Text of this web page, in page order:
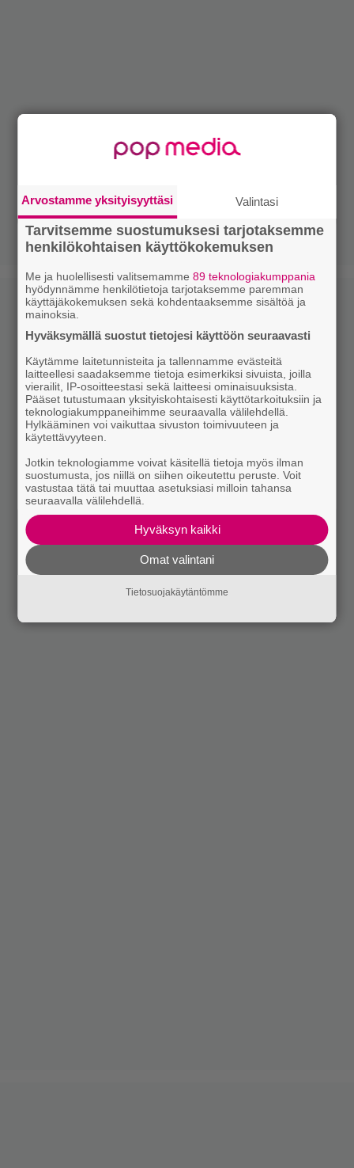
Arvostamme yksityisyyttäsi Valintasi
Tarvitsemme suostumuksesi tarjotaksemme
henkilökohtaisen käyttökokemuksen
Me ja huolellisesti valitsemamme89 teknologiakumppania
hyödynnämme henkilötietoja tarjotaksemme paremman
käyttäjäkokemuksen sekä kohdentaaksemme sisältöä ja
mainoksia.
Hyväksymällä suostut tietojesi käyttöön seuraavasti
Käytämme laitetunnisteita ja tallennamme evästeitä
laitteellesi saadaksemme tietoja esimerkiksi sivuista, joilla
vierailit, IP-osoitteestasi sekä laitteesi ominaisuuksista.
Pääset tutustumaan yksityiskohtaisesti käyttötarkoituksiin ja
teknologiakumppaneihimme seuraavalla välilehdellä.
Hylkääminen voi vaikuttaa sivuston toimivuuteen ja
käytettävyyteen.
Jotkin teknologiamme voivat käsitellä tietoja myös ilman
suostumusta, jos niillä on siihen oikeutettu peruste. Voit
vastustaa tätä tai muuttaa asetuksiasi milloin tahansa
seuraavalla välilehdellä.
Hyväksyn kaikki
Omat valintani
Tietosuojakäytäntömme